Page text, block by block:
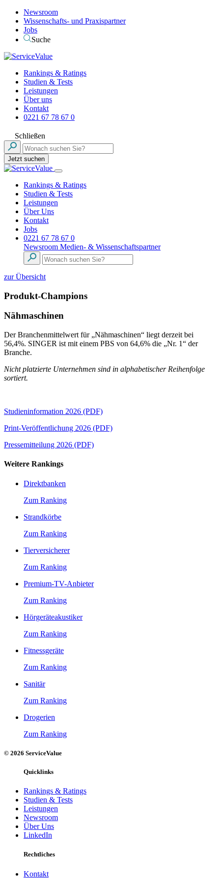
Newsroom
Wissenschafts- und Praxispartner
Jobs
Suche
Rankings & Ratings
Studien & Tests
Leistungen
Über uns
Kontakt
0221 67 78 67 0
Schließen
Jetzt suchen
Rankings & Ratings
Studien & Tests
Leistungen
Über Uns
Kontakt
Jobs
0221 67 78 67 0
Newsroom Medien- & Wissenschaftspartner
zur Übersicht
Produkt-Champions
Nähmaschinen
Der Branchenmittelwert für „Nähmaschinen“ liegt derzeit bei
56,4%. SINGER ist mit einem PBS von 64,6% die „Nr. 1“ der
Branche.
Nicht platzierte Unternehmen sind in alphabetischer Reihenfolge
sortiert.
Studieninformation 2026 (PDF)
Print-Veröffentlichung 2026 (PDF)
Pressemitteilung 2026 (PDF)
Weitere Rankings
Direktbanken
Zum Ranking
Strandkörbe
Zum Ranking
Tierversicherer
Zum Ranking
Premium-TV-Anbieter
Zum Ranking
Hörgeräteakustiker
Zum Ranking
Fitnessgeräte
Zum Ranking
Sanitär
Zum Ranking
Drogerien
Zum Ranking
© 2026 ServiceValue
Quicklinks
Rankings & Ratings
Studien & Tests
Leistungen
Newsroom
Über Uns
LinkedIn
Rechtliches
Kontakt